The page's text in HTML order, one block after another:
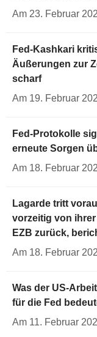
Am 23. Februar
Fed-Kashkari
Äußerungen zur
scharf
Am 19. Februar
Fed-Protokolle
erneute Sorgen
Am 18. Februar
Lagarde tritt
vorzeitig von
EZB zurück,
Am 18. Februar
Was der US-
für die Fed
Am 11. Februar